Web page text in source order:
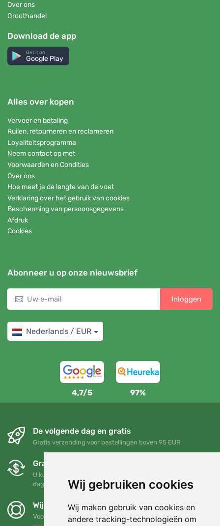
Wij gebruiken cookies
Wij maken gebruik van cookies en
andere tracking-technologieën om
Over ons
Groothandel
Download de app
Get it on
Google Play
Alles over kopen
Vervoer en betaling
Ruilen, retourneren en reclameren
Loyaliteitsprogramma
Neem contact op met
Voorwaarden en Condities
Over ons
Hoe meet je de lengte van de voet
Verklaring over het gebruik van cookies
Bescherming van persoonsgegevens
Afdruk
Cookies
Abonneer u op onze nieuwsbrief
Inloggen
Nederlands / EUR
4,7/5 97%
De volgende dag en gratis
Gratis verzending voor bestellingen boven 95 EUR
Gratis ruilen en retourneren
U kunt uw bestelling op elk gewenst moment binnen 90
dagen retourneren of ruilen
Wij steunen Trees.org
Voor elke bestelling planten we een boom! Lees meer Over